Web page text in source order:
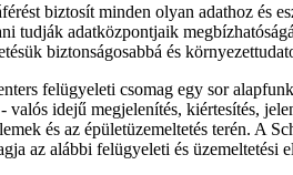
biztosít minden olyan adathoz és
tudják adatközpontjaik
biztonságosabbá és
felügyeleti csomag egy sor
valós idejű megjelenítés, kiértesítés,
és az épületüzemeltetés terén. A
az alábbi felügyeleti és üzemeltetési